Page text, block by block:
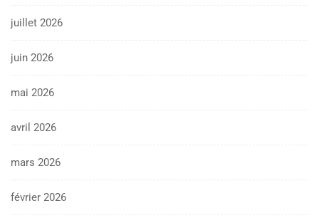
juillet 2026
juin 2026
mai 2026
avril 2026
mars 2026
février 2026